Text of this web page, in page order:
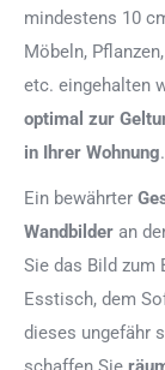
mindestens 10
Möbeln,
etc. eingehalten
optimal zur
in Ihrer Wohnung.
Ein bewährter
Wandbilder an
Sie das Bild zum
Esstisch, dem
dieses ungefähr